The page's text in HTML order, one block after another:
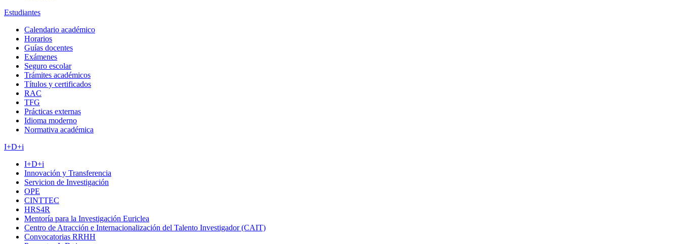
Estudiantes
Calendario académico
Horarios
Guías docentes
Exámenes
Seguro escolar
Trámites académicos
Títulos y certificados
RAC
TFG
Prácticas externas
Idioma moderno
Normativa académica
I+D+i
I+D+i
Innovación y Transferencia
Servicion de Investigación
OPE
CINTTEC
HRS4R
Mentoría para la Investigación Euriclea
Centro de Atracción e Internacionalización del Talento Investigador (CAIT)
Convocatorias RRHH